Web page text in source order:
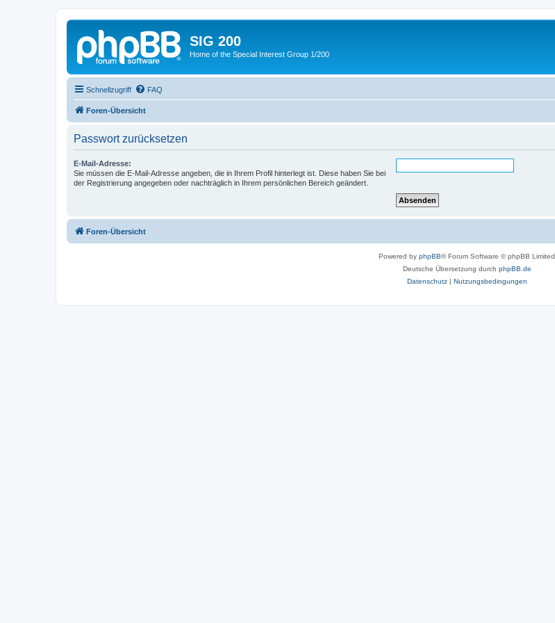
SIG 200
Home of the Special Interest Group 1/200
Schnellzugriff FAQ
Foren-Übersicht
Passwort zurücksetzen
E-Mail-Adresse:
Sie müssen die E-Mail-Adresse angeben, die in Ihrem Profil hinterlegt ist. Diese haben Sie bei
der Registrierung angegeben oder nachträglich in Ihrem persönlichen Bereich geändert.
Foren-Übersicht
Powered by phpBB® Forum Software © phpBB Limited
Deutsche Übersetzung durch phpBB.de
Datenschutz| Nutzungsbedingungen